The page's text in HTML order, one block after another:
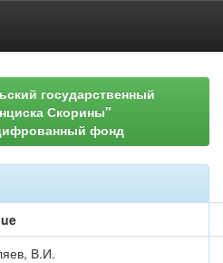
государственный
Скорины"
фонд
В.И.